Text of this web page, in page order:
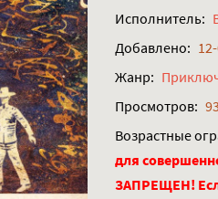
Исполнитель:
Добавлено:
Жанр:
Просмотров: 93
Возрастные
для
ЗАПРЕЩЕН!